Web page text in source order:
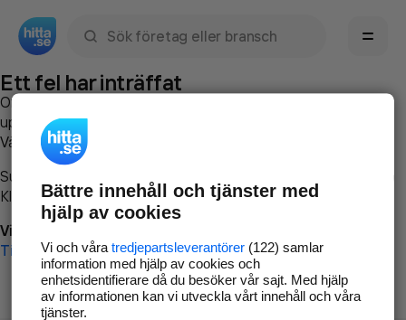
Ett fel har inträffat
Om du vill kan du
uppstod så att vi lättare och snabbare kan avhjälpa det.
Vänligen försök med följande:
Surfa till
Klicka påTillbaka-knappen i webbläsaren och försök igen
Vi beklagar besväret!
Till startsidan
Bättre innehåll och tjänster med
hjälp av cookies
Vi och våra tredjepartsleverantörer(122) samlar
information med hjälp av cookies och
enhetsidentifierare då du besöker vår sajt. Med hjälp
av informationen kan vi utveckla vårt innehåll och våra
tjänster.